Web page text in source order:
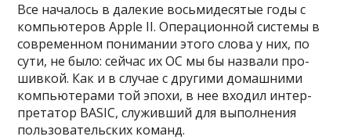
Все началось в далекие вось­мидеся­тые годы с
компь­юте­ров Apple II. Опе­раци­онной сис­темы в
сов­ремен­ном понима­нии это­го сло­ва у них, по
сути, не было: сей­час их ОС мы бы наз­вали про­
шив­кой. Как и в слу­чае с дру­гими домаш­ними
компь­юте­рами той эпо­хи, в нее вхо­дил интер­
пре­татор BASIC, слу­жив­ший для выпол­нения
поль­зователь­ских команд.